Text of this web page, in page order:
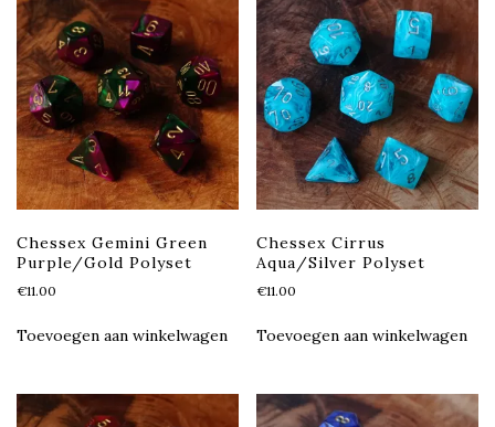
Chessex Gemini Green
Purple/Gold Polyset
€11.00
Toevoegen aan winkelwagen
Chessex Cirrus
Aqua/Silver Polyset
€11.00
Toevoegen aan winkelwagen